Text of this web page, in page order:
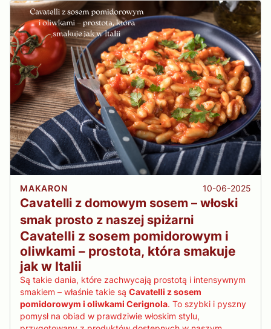
MAKARON 10-06-2025
Cavatelli z domowym sosem – włoski
smak prosto z naszej spiżarni
Cavatelli z sosem pomidorowym i
oliwkami – prostota, która smakuje
jak w Italii
Są takie dania, które zachwycają prostotą i intensywnym
smakiem – właśnie takie są Cavatelli z sosem
pomidorowym i oliwkami Cerignola. To szybki i pyszny
pomysł na obiad w prawdziwie włoskim stylu,